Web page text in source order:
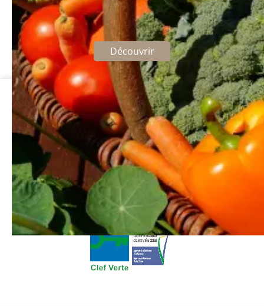
Les marchés de Balagne
Une immersion au coeur des saveurs corses
Découvrir
Best Western Premier Hôtel Santa Maria
Avenue David Dary
20220 L'Île-Rousse
Corse
+33 4 95 63 05 05
Contact
Facebook
Instagram